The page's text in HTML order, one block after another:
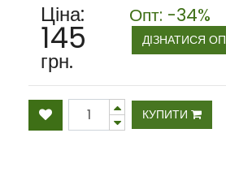
Ціна:
145
грн.
Опт: -34%
ДІЗНАТИСЯ
КУПИТИ